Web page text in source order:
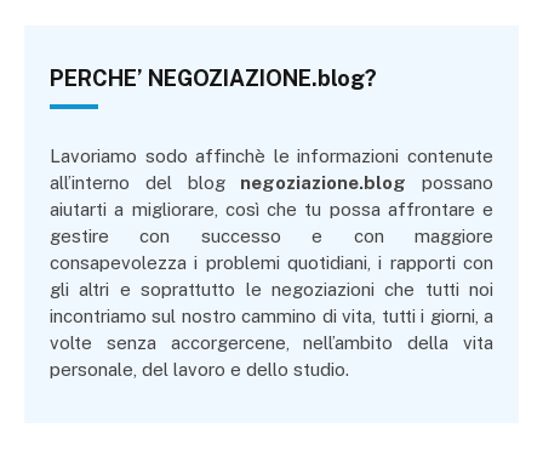
PERCHE’ NEGOZIAZIONE.blog?
Lavoriamo sodo affinchè le informazioni contenute
all’interno del blog negoziazione.blog possano
aiutarti a migliorare, così che tu possa affrontare e
gestire con successo e con maggiore
consapevolezza i problemi quotidiani, i rapporti con
gli altri e soprattutto le negoziazioni che tutti noi
incontriamo sul nostro cammino di vita, tutti i giorni, a
volte senza accorgercene, nell’ambito della vita
personale, del lavoro e dello studio.